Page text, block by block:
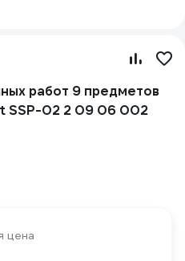
работ 9 предметов
SSP-02 2 09 06 002
цена